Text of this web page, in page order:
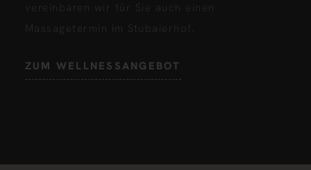
vereinbaren wir für Sie auch einen
Massagetermin im Stubaierhof.
ZUM WELLNESSANGEBOT